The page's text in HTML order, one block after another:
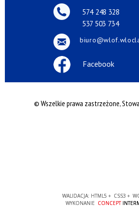
574 248 328
537 503 734
Facebook
© Wszelkie prawa zastrzeżone,
WALIDACJA: HTML5 + CSS3 +
WYKONANIE CONCEPT